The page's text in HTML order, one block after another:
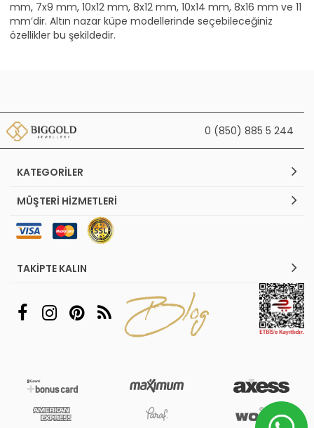
mm, 7x9 mm, 10x12 mm, 8x12 mm, 10x14 mm, 8x16 mm ve 11
mm’dir. Altın nazar küpe modellerinde seçebileceğiniz
özellikler bu şekildedir.
0 (850) 885 5 244
KATEGORILER
MÜŞTERI HIZMETLERI
TAKIPTE KALIN